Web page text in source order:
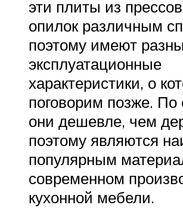
эти плиты из
опилок различным
поэтому имеют
эксплуатационные
характеристики, о
поговорим позже. По
они дешевле, чем
поэтому являются
популярным
современном
кухонной мебели.